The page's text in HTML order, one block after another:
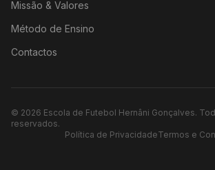
Missão & Valores
Método de Ensino
Contactos
© 2026 Escola de Futebol Hernâni Gonçalves.
reservados.
Política de PrivacidadeTermos e